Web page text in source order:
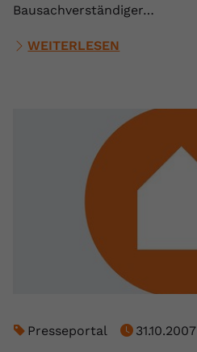
Bausachverständiger…
WEITERLESEN
Presseportal
31.10.2007